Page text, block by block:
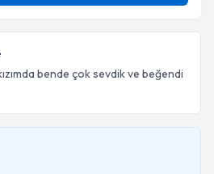
bende çok sevdik ve beğendi